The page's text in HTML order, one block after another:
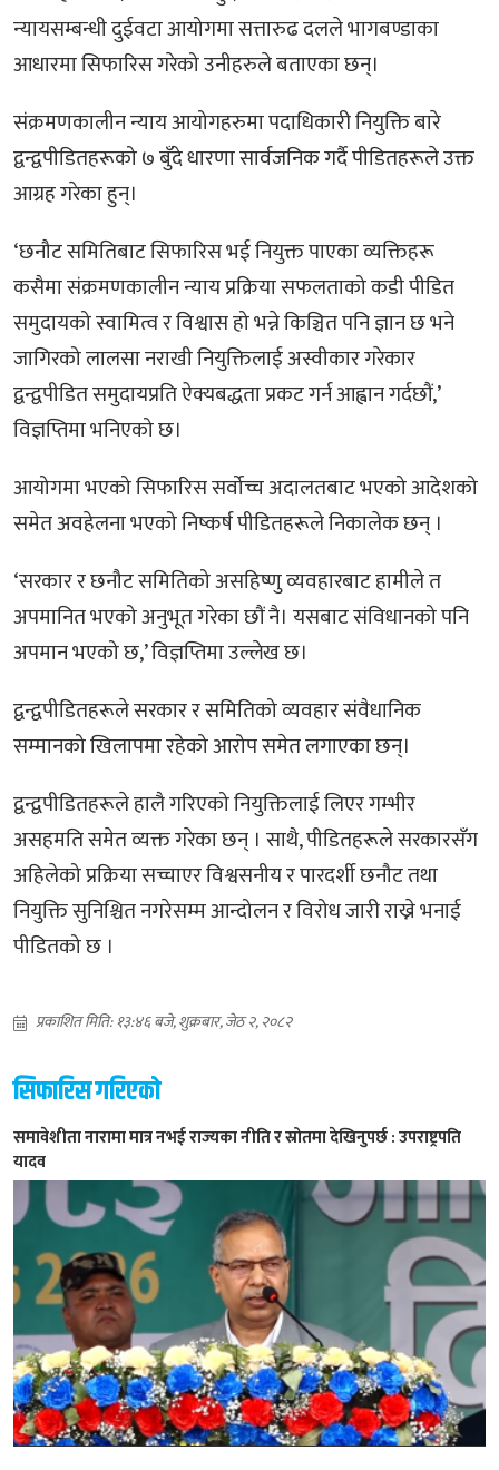
न्यायसम्बन्धी दुईवटा आयोगमा सत्तारुढ दलले भागबण्डाका
आधारमा सिफारिस गरेको उनीहरुले बताएका छन्।
संक्रमणकालीन न्याय आयोगहरुमा पदाधिकारी नियुक्ति बारे
द्वन्द्वपीडितहरूको ७ बुँदे धारणा सार्वजनिक गर्दै पीडितहरूले उक्त
आग्रह गरेका हुन्।
‘छनौट समितिबाट सिफारिस भई नियुक्त पाएका व्यक्तिहरू
कसैमा संक्रमणकालीन न्याय प्रक्रिया सफलताको कडी पीडित
समुदायको स्वामित्व र विश्वास हो भन्ने किञ्चित पनि ज्ञान छ भने
जागिरको लालसा नराखी नियुक्तिलाई अस्वीकार गरेकार
द्वन्द्वपीडित समुदायप्रति ऐक्यबद्धता प्रकट गर्न आह्वान गर्दछौं,’
विज्ञप्तिमा भनिएको छ।
आयोगमा भएको सिफारिस सर्वोच्च अदालतबाट भएको आदेशको
समेत अवहेलना भएको निष्कर्ष पीडितहरूले निकालेक छन् ।
‘सरकार र छनौट समितिको असहिष्णु व्यवहारबाट हामीले त
अपमानित भएको अनुभूत गरेका छौं नै। यसबाट संविधानको पनि
अपमान भएको छ,’ विज्ञप्तिमा उल्लेख छ।
द्वन्द्वपीडितहरूले सरकार र समितिको व्यवहार संवैधानिक
सम्मानको खिलापमा रहेको आरोप समेत लगाएका छन्।
द्वन्द्वपीडितहरूले हालै गरिएको नियुक्तिलाई लिएर गम्भीर
असहमति समेत व्यक्त गरेका छन् । साथै, पीडितहरूले सरकारसँग
अहिलेको प्रक्रिया सच्चाएर विश्वसनीय र पारदर्शी छनौट तथा
नियुक्ति सुनिश्चित नगरेसम्म आन्दोलन र विरोध जारी राख्ने भनाई
पीडितको छ ।
प्रकाशित मिति: १३:४६ बजे, शुक्रबार, जेठ २, २०८२
सिफारिस गरिएको
समावेशीता नारामा मात्र नभई राज्यका नीति र स्रोतमा देखिनुपर्छ : उपराष्ट्रपति
यादव